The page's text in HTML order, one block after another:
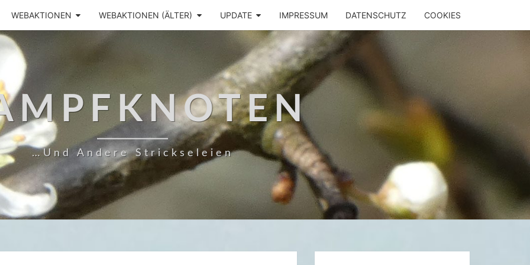
WEBAKTIONEN WEBAKTIONEN (ÄLTER) UPDATE IMPRESSUM DATENSCHUTZ COOKIES
…und Andere Strickseleien